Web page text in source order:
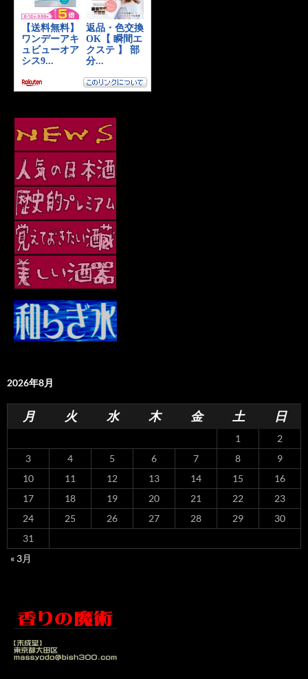
2026年8月
月 火 水 木 金 土 日
1
2
3
4 5 6 7 8
9
10
11 12 13 14 15
16
17
18 19 20 21 22
23
24
25 26 27 28 29
30
31
« 3月